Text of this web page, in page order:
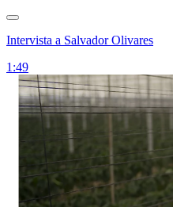
Intervista a Salvador Olivares
1:49